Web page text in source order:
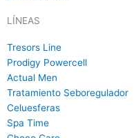
LÍNEAS
Tresors Line
Prodigy Powercell
Actual Men
Tratamiento Seboregulador
Celuesferas
Spa Time